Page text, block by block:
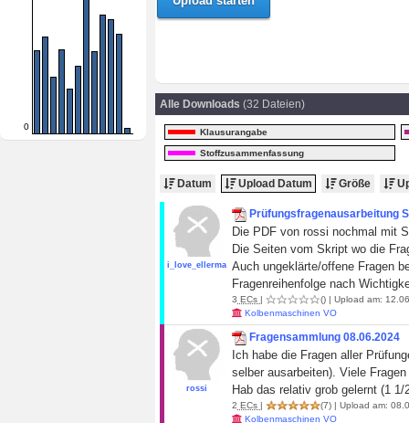
0
Alle Downloads (32 Dateien)
Klausurangabe
Stoffzusammenfassung
Datum Upload Datum Größe
i_love_ellermann
Prüfungsfragenausarbeitung
Die PDF von rossi nochmal mit
Die Seiten vom Skript wo die
Auch ungeklärte/offene Fragen
Fragenreihenfolge nach
3 ECs | () | Upload am:
Kolbenmaschinen VO
rossi
Fragensammlung 08.06.2024
Ich habe die Fragen aller
selber ausarbeiten). Viele
Hab das relativ grob gelernt (1
2 ECs | (7) | Upload am:
Kolbenmaschinen VO